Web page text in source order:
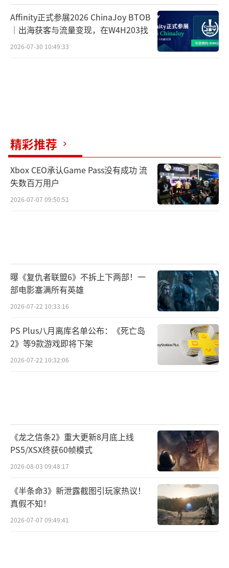
Affinity正式参展2026 ChinaJoy BTOB
｜出海获客与流量变现，在W4H203找
2026-07-30 10:49:33
精彩推荐
Xbox CEO承认Game Pass没有成功 流
失数百万用户
2026-07-07 09:50:51
曝《复仇者联盟6》不拆上下两部！一
部电影塞满所有英雄
2026-07-22 10:33:16
PS Plus八月离库名单公布：《死亡岛
2》等9款游戏即将下架
2026-07-22 10:32:06
《龙之信条2》重大更新8月底上线
PS5/XSX终获60帧模式
2026-08-03 09:48:17
《半条命3》新泄露截图引玩家热议！
真假不知！
2026-07-07 09:49:41